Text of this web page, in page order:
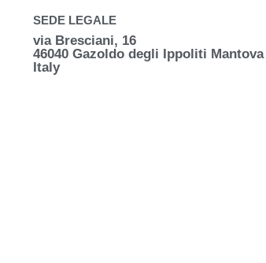
SEDE LEGALE
via Bresciani, 16
46040 Gazoldo degli Ippoliti Mantova
Italy